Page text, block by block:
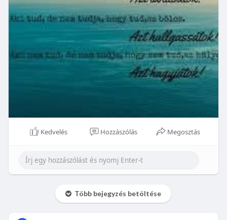
Kedvelés Hozzászólás Megosztás
Több bejegyzés betöltése